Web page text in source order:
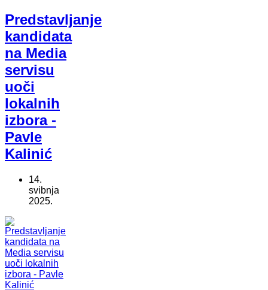
Predstavljanje
kandidata
na Media
servisu
uoči
lokalnih
izbora -
Pavle
Kalinić
14.
svibnja
2025.